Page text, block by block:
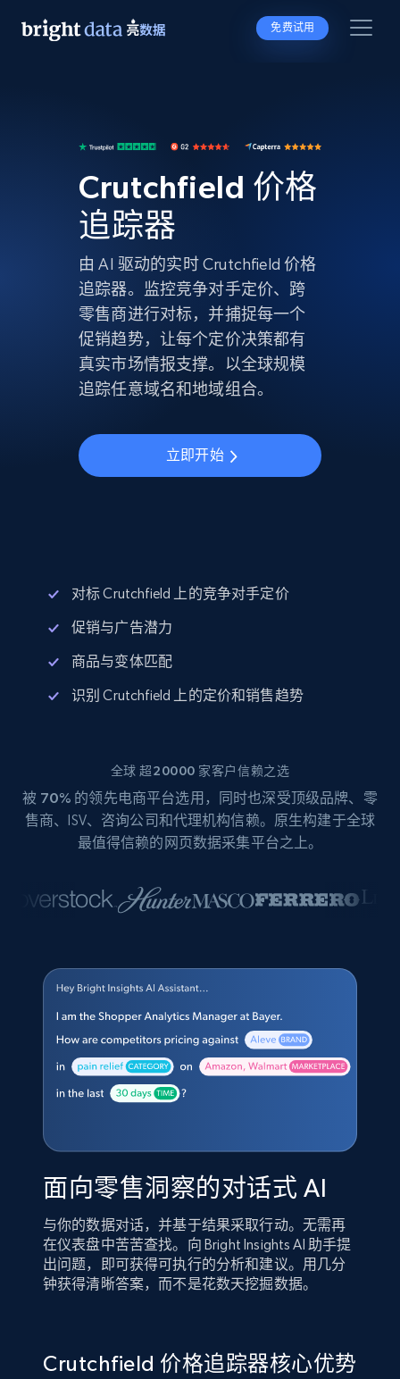
免费试用
Crutchfield 价格
追踪器
由 AI 驱动的实时 Crutchfield 价格
追踪器。监控竞争对手定价、跨
零售商进行对标，并捕捉每一个
促销趋势，让每个定价决策都有
真实市场情报支撑。以全球规模
追踪任意域名和地域组合。
立即开始
对标 Crutchfield 上的竞争对手定价
促销与广告潜力
商品与变体匹配
识别 Crutchfield 上的定价和销售趋势
全球 超20000 家客户信赖之选
被 70% 的领先电商平台选用，同时也深受顶级品牌、零
售商、ISV、咨询公司和代理机构信赖。原生构建于全球
最值得信赖的网页数据采集平台之上。
面向零售洞察的对话式 AI
与你的数据对话，并基于结果采取行动。无需再
在仪表盘中苦苦查找。向 Bright Insights AI 助手提
出问题，即可获得可执行的分析和建议。用几分
钟获得清晰答案，而不是花数天挖掘数据。
Crutchfield 价格追踪器核心优势